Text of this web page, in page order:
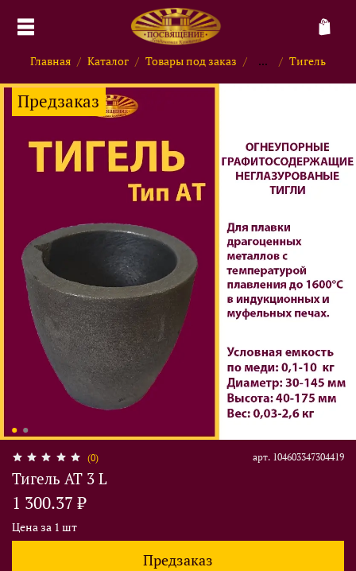
Главная Каталог Товары под заказ ... Тигель
Предзаказ
(0) арт. 104603347304419
Тигель AT 3 L
1 300.37 ₽
Цена за 1 шт
Предзаказ